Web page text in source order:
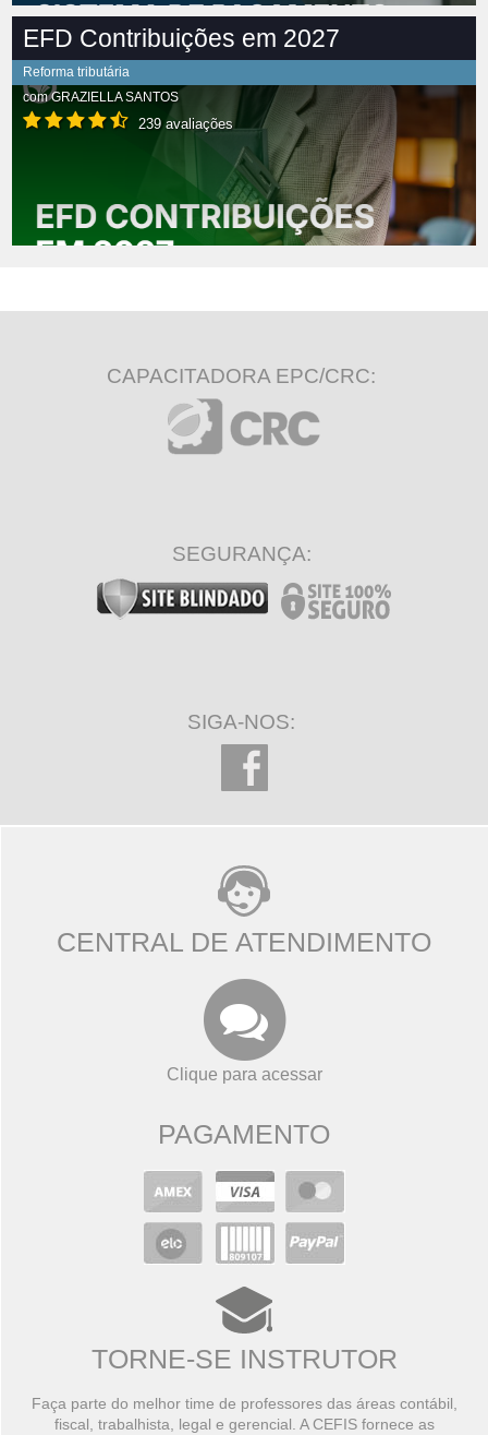
EFD Contribuições em 2027
Reforma tributária
comGRAZIELLA SANTOS
239 avaliações
CAPACITADORA EPC/CRC:
SEGURANÇA:
SIGA-NOS:
CENTRAL DE ATENDIMENTO
Clique para acessar
PAGAMENTO
TORNE-SE INSTRUTOR
Faça parte do melhor time de professores das áreas contábil,
fiscal, trabalhista, legal e gerencial. A CEFIS fornece as